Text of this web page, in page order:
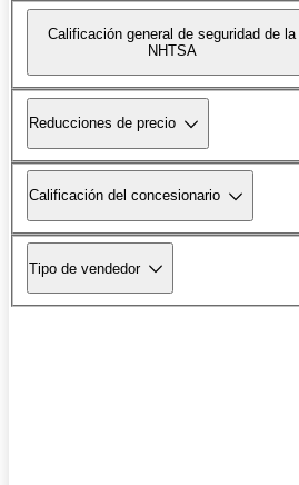
Calificación general de seguridad de la
NHTSA
Reducciones de precio
Calificación del concesionario
Tipo de vendedor